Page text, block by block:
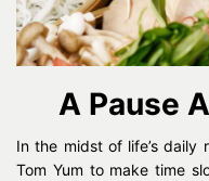
A Pause
In the midst of life’s
Tom Yum to make time